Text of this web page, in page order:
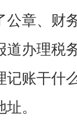
公章、财
道办理税
记账干什
。